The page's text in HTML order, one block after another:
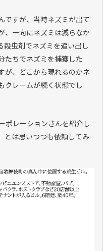
ですが、当時ネズミが出て
、一向にネズミは減らなか
殺虫剤でネズミを追い出し
たちでネズミを捕獲した
が、どこから現れるのかネ
クレームが続く状態でし
ポレーションさんを紹介し
とは思いつつも依頼してみ